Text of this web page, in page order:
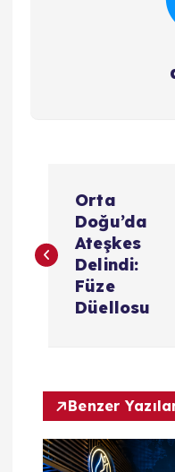
z
e
z
Orta
Doğu’da
Ateşkes
Delindi:
Füze
Düellosu
Benzer